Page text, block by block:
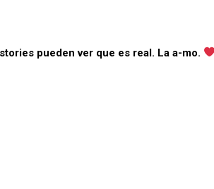
pueden ver que es real. La a-mo.